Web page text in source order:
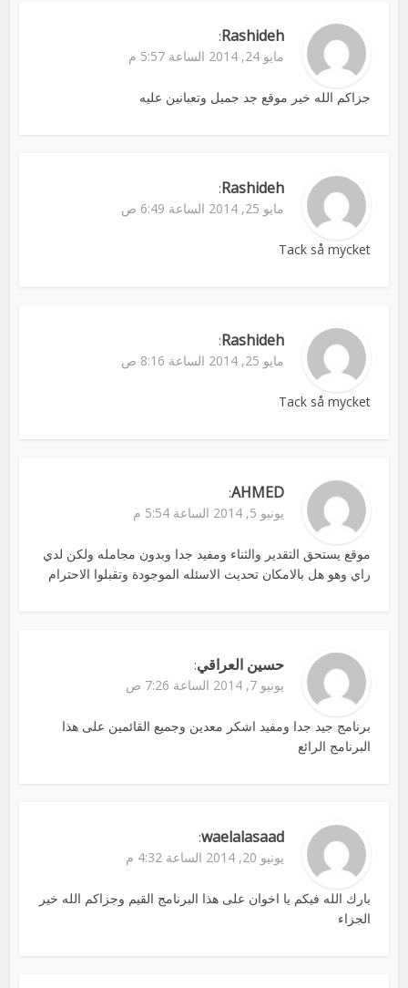
Rashideh
:
مايو 24, 2014 الساعة 5:57 م
جزاكم الله خير موقع جد جميل وتعبانين عليه
Rashideh
:
مايو 25, 2014 الساعة 6:49 ص
Tack så mycket
Rashideh
:
مايو 25, 2014 الساعة 8:16 ص
Tack så mycket
AHMED
:
يونيو 5, 2014 الساعة 5:54 م
موقع يستحق التقدير والثناء ومفيد جدا وبدون مجامله ولكن لدي
راي وهو هل بالامكان تحديث الاسئله الموجودة وتقبلوا الاحترام
حسين العراقي:
يونيو 7, 2014 الساعة 7:26 ص
برنامج جيد جدا ومفيد اشكر معدين وجميع القائمين على هذا
البرنامج الرائع
waelalasaad
:
يونيو 20, 2014 الساعة 4:32 م
بارك الله فيكم يا اخوان على هذا البرنامج القيم وجزاكم الله خير
الجزاء